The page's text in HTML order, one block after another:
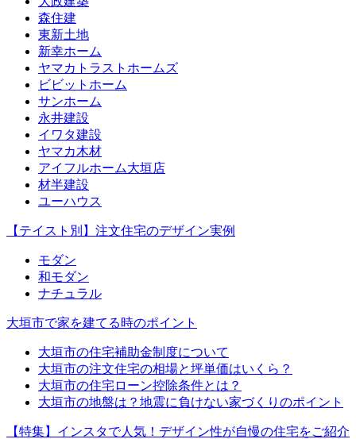
森住建
東新土地
新幸ホーム
ヤマカトラストホームズ
ビビットホーム
サンホーム
永井建設
イワタ建設
ヤマカ木材
アイフルホーム大垣店
材半建設
ユーハウス
【テイスト別】注文住宅のデザイン実例
モダン
和モダン
ナチュラル
大垣市で家を建てる時のポイント
大垣市の住宅補助金制度について
大垣市の注文住宅の相場と坪単価はいくら？
大垣市の住宅ローン控除条件とは？
大垣市の地盤は？地震に負けない家づくりのポイント
【特集】インスタで人気！デザイン性が自慢の住宅をご紹介